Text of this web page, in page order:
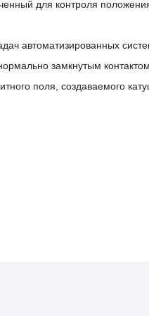
для контроля
автоматизированных
замкнутым контактом.
поля, создаваемого